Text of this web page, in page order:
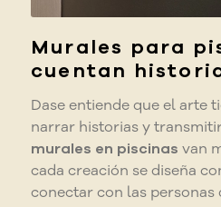
Murales para
cuentan
Dase entiende que el arte
narrar historias y
murales en piscinas van
cada creación se diseña
conectar con las